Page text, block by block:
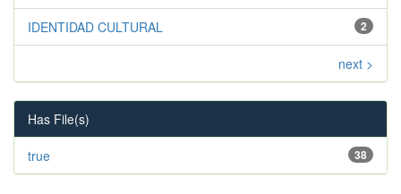
2
IDENTIDAD CULTURAL
next >
Has File(s)
38
true